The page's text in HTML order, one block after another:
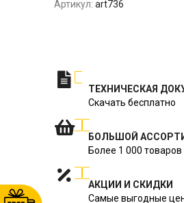
Артикул: art736
ТЕХНИЧЕСКАЯ
Скачать бесплатно
БОЛЬШОЙ
Более 1 000 товаров
АКЦИИ И СКИДКИ
Самые выгодные